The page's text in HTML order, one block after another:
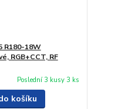
R180-18W
RGB+CCT, RF
Poslední 3 kusy 3 ks
košíku